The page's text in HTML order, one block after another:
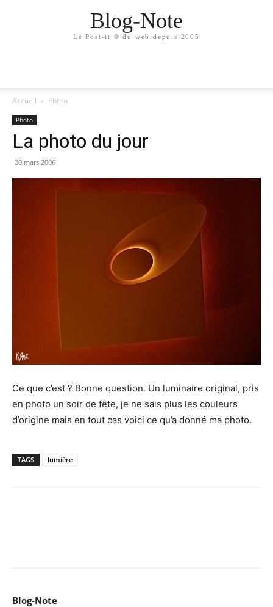
Blog-Note
Le Post-it ® du web depuis 2005
Accueil Photo
Photo
La photo du jour
30 mars 2006
Ce que c’est ? Bonne question. Un luminaire original, pris
en photo un soir de fête, je ne sais plus les couleurs
d’origine mais en tout cas voici ce qu’a donné ma photo.
TAGS lumière
Blog-Note